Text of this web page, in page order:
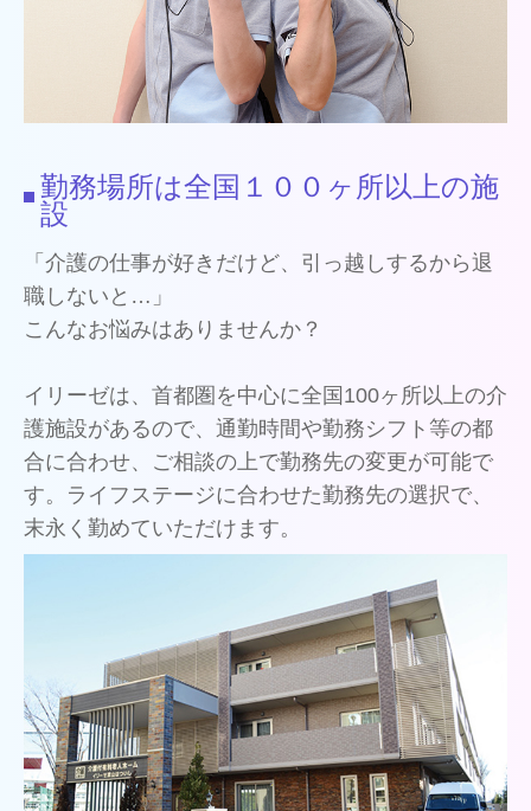
勤務場所は全国１００ヶ所以上の施
設
「介護の仕事が好きだけど、引っ越しするから退
職しないと…」
こんなお悩みはありませんか？
イリーゼは、首都圏を中心に全国100ヶ所以上の介
護施設があるので、通勤時間や勤務シフト等の都
合に合わせ、ご相談の上で勤務先の変更が可能で
す。ライフステージに合わせた勤務先の選択で、
末永く勤めていただけます。